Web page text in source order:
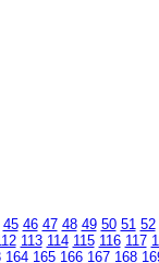
45 46 47 48 49 50 51 52
113 114 115 116 117
164 165 166 167 168